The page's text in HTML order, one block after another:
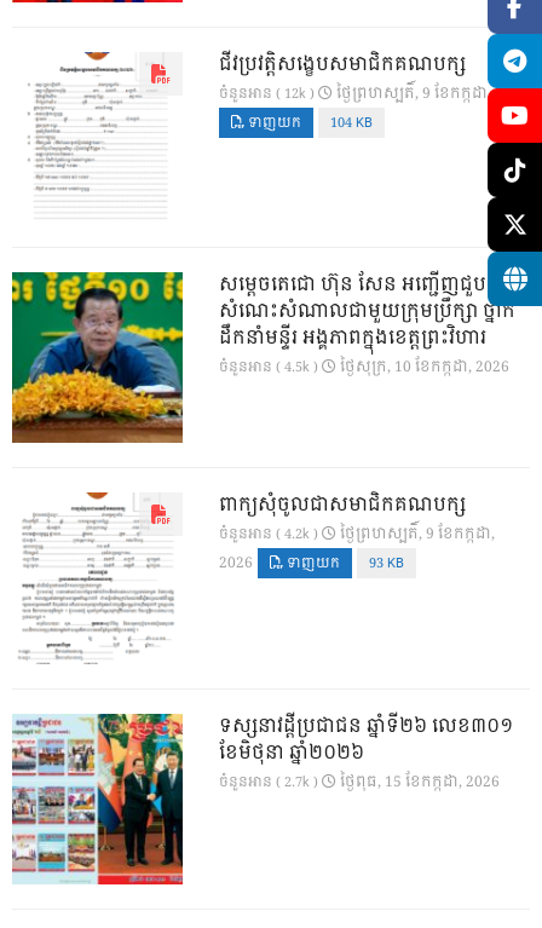
ជីវប្រវត្តិសង្ខេបសមាជិកគណបក្ស
ចំនួនអាន ( 12k ) ថ្ងៃ​ព្រហស្បតិ៍, 9 ខែ​កក្កដា, 2026
ទាញយក 104 KB
សម្តេចតេជោ ហ៊ុន សែន អញ្ជើញជួប
សំណេះសំណាលជាមួយក្រុមប្រឹក្សា ថ្នាក់
ដឹកនាំមន្ទីរ អង្គភាពក្នុងខេត្តព្រះវិហារ
ចំនួនអាន ( 4.5k ) ថ្ងៃ​សុក្រ, 10 ខែ​កក្កដា, 2026
ពាក្យសុំចូលជាសមាជិកគណបក្ស
ចំនួនអាន ( 4.2k )
ថ្ងៃ​ព្រហស្បតិ៍, 9 ខែ​កក្កដា,
2026
ទាញយក 93 KB
ទស្សនាវដ្ដីប្រជាជន ឆ្នាំទី២៦ លេខ៣០១
ខែមិថុនា ឆ្នាំ២០២៦
ចំនួនអាន ( 2.7k ) ថ្ងៃ​ពុធ, 15 ខែ​កក្កដា, 2026